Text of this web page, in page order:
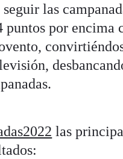
las
por encima
las